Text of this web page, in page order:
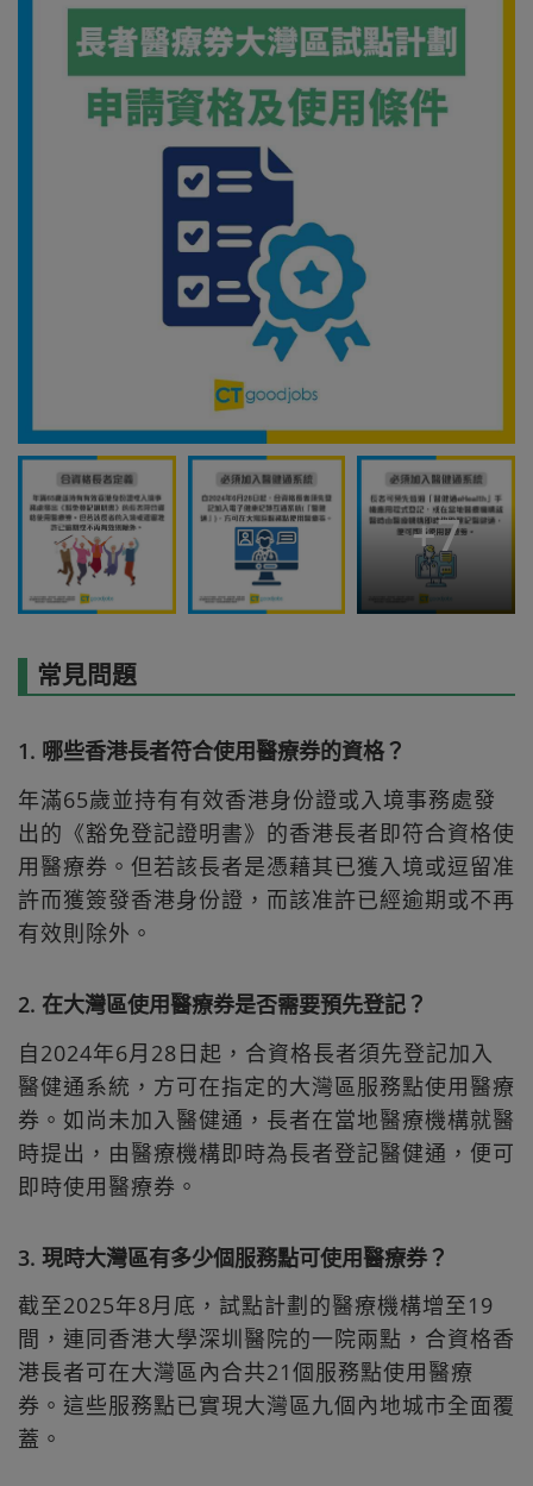
+7
常見問題
1. 哪些香港長者符合使用醫療券的資格？
年滿65歲並持有有效香港身份證或入境事務處發
出的《豁免登記證明書》的香港長者即符合資格使
用醫療券。但若該長者是憑藉其已獲入境或逗留准
許而獲簽發香港身份證，而該准許已經逾期或不再
有效則除外。
2. 在大灣區使用醫療券是否需要預先登記？
自2024年6月28日起，合資格長者須先登記加入
醫健通系統，方可在指定的大灣區服務點使用醫療
券。如尚未加入醫健通，長者在當地醫療機構就醫
時提出，由醫療機構即時為長者登記醫健通，便可
即時使用醫療券。
3. 現時大灣區有多少個服務點可使用醫療券？
截至2025年8月底，試點計劃的醫療機構增至19
間，連同香港大學深圳醫院的一院兩點，合資格香
港長者可在大灣區內合共21個服務點使用醫療
券。這些服務點已實現大灣區九個內地城市全面覆
蓋。